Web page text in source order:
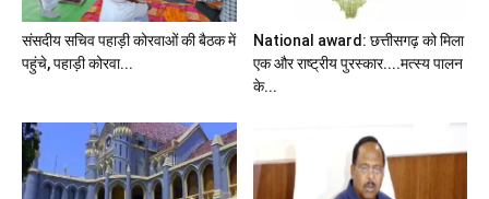
संसदीय सचिव पहाड़ी कोरवाओं की बैठक में
पहुंचे, पहाड़ी कोरवा...
National award: छत्तीसगढ़ को मिला
एक और राष्ट्रीय पुरस्कार....मत्स्य पालन
के...